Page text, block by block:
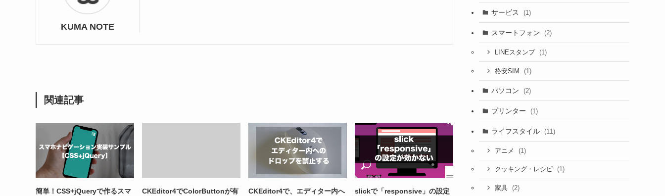
KUMA NOTE
関連記事
簡単！CSS+jQueryで作るスマ
CKEditor4でColorButtonが有
CKEditor4で、エディター内へ
slickで「responsive」の設定
サービス (1)
スマートフォン (2)
LINEスタンプ (1)
格安SIM (1)
パソコン (2)
プリンター (1)
ライフスタイル (11)
アニメ (1)
クッキング・レシピ (1)
家具 (2)